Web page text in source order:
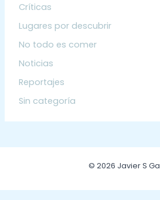
Críticas
Lugares por descubrir
No todo es comer
Noticias
Reportajes
Sin categoría
© 2026 Javier S